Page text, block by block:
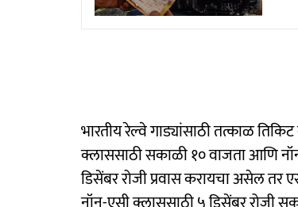
भारतीय रेल्वे गाड्यांसाठी तत्काळ
क्लाससाठी सकाळी १० वाजता आणि
डिसेंबर रोजी प्रवास करायचा असेल तर